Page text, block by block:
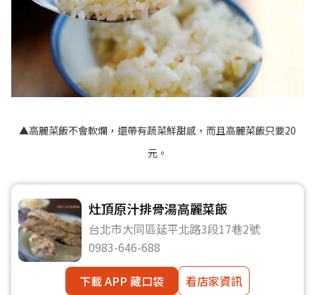
▲高麗菜飯不會軟爛，還帶有蔬菜鮮甜感，而且高麗菜飯只要20
元。
灶頂原汁排骨湯高麗菜飯
台北市大同區延平北路3段17巷2號
0983-646-688
下載 APP 藏口袋
看店家資訊